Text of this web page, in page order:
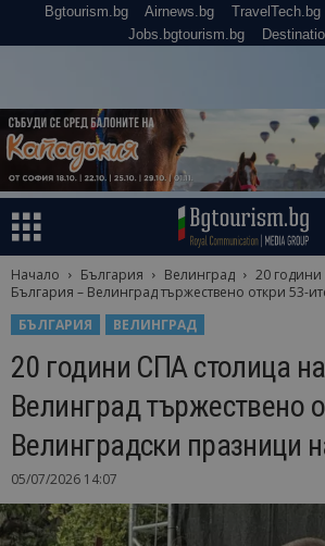
Bgtourism.bg Airnews.bg TravelTech.bg
Jobs.bgtourism.bg
Начало България Велинград
20
България – Велинград тържествено откри 53-
БЪЛГАРИЯ
ВЕЛИНГРАД
20 години СПА столица
Велинград тържествено
Велинградски празници
05/07/2026 14:07